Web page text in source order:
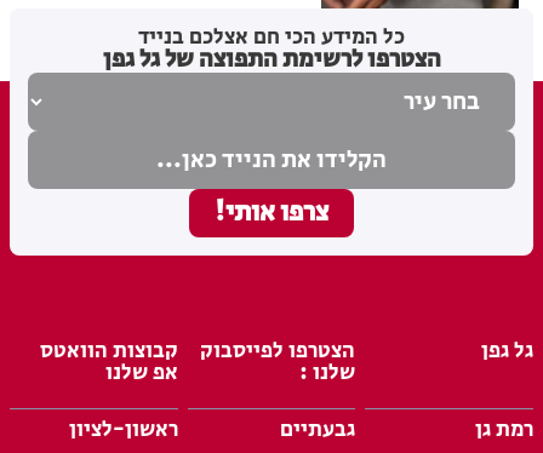
כל המידע הכי חם אצלכם בנייד
הצטרפו לרשימת התפוצה של גל גפן
גל גפן הצטרפו לפייסבוק
שלנו :
קבוצות הוואטס
אפ שלנו
רמת גן
גבעתיים
ראשון-לציון